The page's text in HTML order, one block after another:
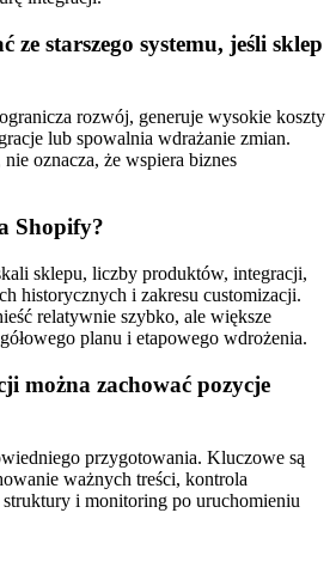
ze starszego systemu, jeśli sklep
rozwój, generuje wysokie koszty
lub spowalnia wdrażanie zmian.
nie oznacza, że wspiera biznes
Shopify?
sklepu, liczby produktów, integracji,
historycznych i zakresu customizacji.
relatywnie szybko, ale większe
planu i etapowego wdrożenia.
można zachować pozycje
przygotowania. Kluczowe są
ważnych treści, kontrola
i monitoring po uruchomieniu